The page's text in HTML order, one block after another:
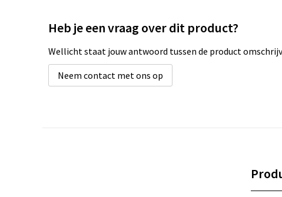
Heb je een vraag over dit product?
Wellicht staat jouw antwoord tussen de product
Neem contact met ons op